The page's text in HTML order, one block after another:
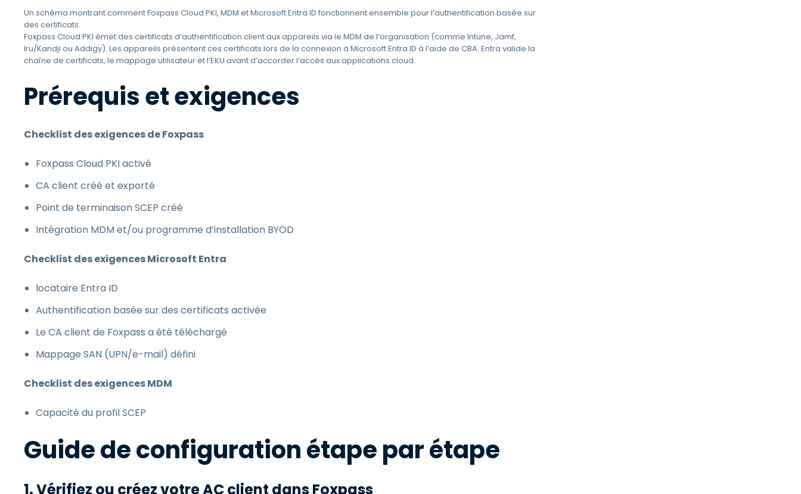
Un schéma montrant comment Foxpass Cloud PKI, MDM et Microsoft Entra ID fonctionnent ensemble pour l’authentification basée sur
des certificats.
Foxpass Cloud PKI émet des certificats d’authentification client aux appareils via le MDM de l’organisation (comme Intune, Jamf,
Iru/Kandji ou Addigy). Les appareils présentent ces certificats lors de la connexion à Microsoft Entra ID à l’aide de CBA. Entra valide la
chaîne de certificats, le mappage utilisateur et l’EKU avant d’accorder l’accès aux applications cloud.
Prérequis et exigences
Checklist des exigences de Foxpass
Foxpass Cloud PKI activé
CA client créé et exporté
Point de terminaison SCEP créé
Intégration MDM et/ou programme d’installation BYOD
Checklist des exigences Microsoft Entra
locataire Entra ID
Authentification basée sur des certificats activée
Le CA client de Foxpass a été téléchargé
Mappage SAN (UPN/e-mail) défini
Checklist des exigences MDM
Capacité du profil SCEP
Guide de configuration étape par étape
1. Vérifiez ou créez votre AC client dans Foxpass